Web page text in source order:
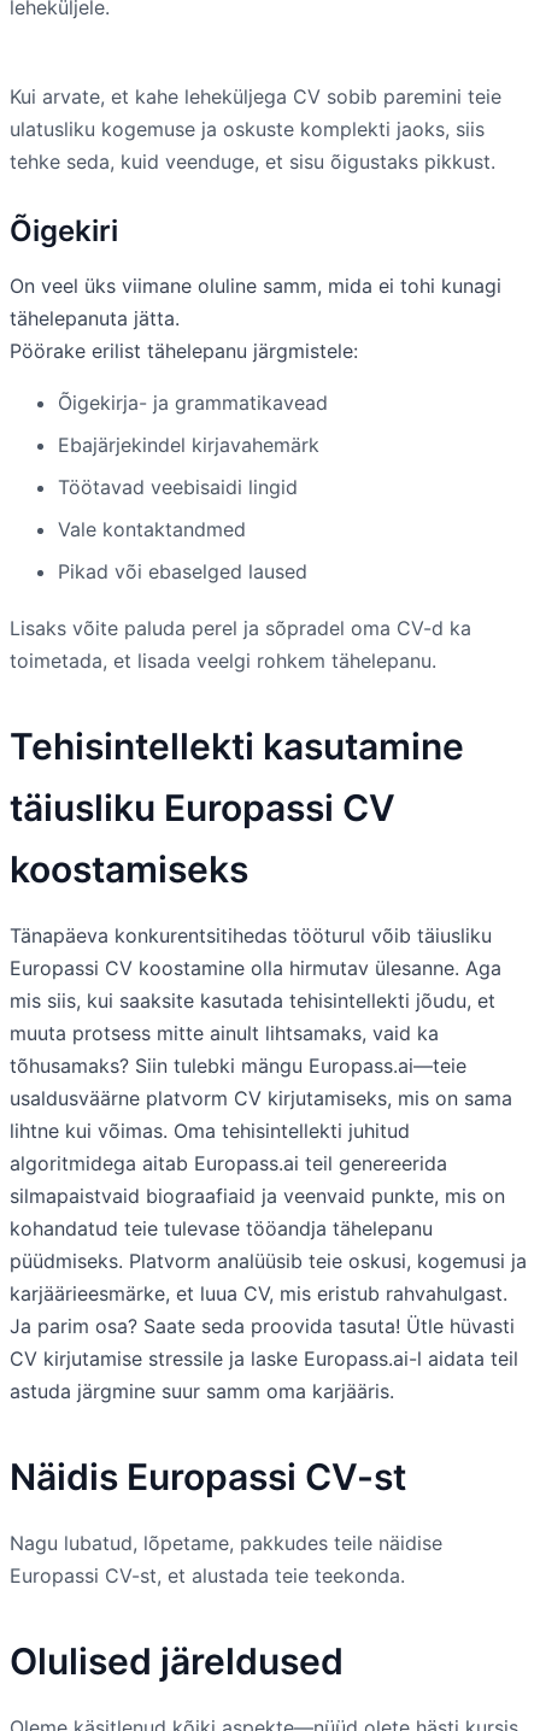
leheküljele.
Kui arvate, et kahe leheküljega CV sobib paremini teie
ulatusliku kogemuse ja oskuste komplekti jaoks, siis
tehke seda, kuid veenduge, et sisu õigustaks pikkust.
Õigekiri
On veel üks viimane oluline samm, mida ei tohi kunagi
tähelepanuta jätta.
Pöörake erilist tähelepanu järgmistele:
Õigekirja- ja grammatikavead
Ebajärjekindel kirjavahemärk
Töötavad veebisaidi lingid
Vale kontaktandmed
Pikad või ebaselged laused
Lisaks võite paluda perel ja sõpradel oma CV-d ka
toimetada, et lisada veelgi rohkem tähelepanu.
Tehisintellekti kasutamine
täiusliku Europassi CV
koostamiseks
Tänapäeva konkurentsitihedas tööturul võib täiusliku
Europassi CV koostamine olla hirmutav ülesanne. Aga
mis siis, kui saaksite kasutada tehisintellekti jõudu, et
muuta protsess mitte ainult lihtsamaks, vaid ka
tõhusamaks? Siin tulebki mängu Europass.ai—teie
usaldusväärne platvorm CV kirjutamiseks, mis on sama
lihtne kui võimas. Oma tehisintellekti juhitud
algoritmidega aitab Europass.ai teil genereerida
silmapaistvaid biograafiaid ja veenvaid punkte, mis on
kohandatud teie tulevase tööandja tähelepanu
püüdmiseks. Platvorm analüüsib teie oskusi, kogemusi ja
karjäärieesmärke, et luua CV, mis eristub rahvahulgast.
Ja parim osa? Saate seda proovida tasuta! Ütle hüvasti
CV kirjutamise stressile ja laske Europass.ai-l aidata teil
astuda järgmine suur samm oma karjääris.
Näidis Europassi CV-st
Nagu lubatud, lõpetame, pakkudes teile näidise
Europassi CV-st, et alustada teie teekonda.
Olulised järeldused